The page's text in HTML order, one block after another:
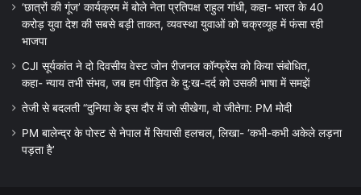
‘छात्रों की गूंज’ कार्यक्रम में बोले नेता प्रतिपक्ष राहुल गांधी, कहा- भारत के 40
करोड़ युवा देश की सबसे बड़ी ताकत, व्यवस्था युवाओं को चक्रव्यूह में फंसा रही
भाजपा
CJI सूर्यकांत ने दो दिवसीय वेस्ट जोन रीजनल कॉन्फ्रेंस को किया संबोधित,
कहा- न्याय तभी संभव, जब हम पीड़ित के दु:ख-दर्द को उसकी भाषा में समझें
तेजी से बदलती “दुनिया के इस दौर में जो सीखेगा, वो जीतेगा: PM मोदी
PM बालेन्द्र के पोस्ट से नेपाल में सियासी हलचल, लिखा- ‘कभी-कभी अकेले लड़ना
पड़ता है’